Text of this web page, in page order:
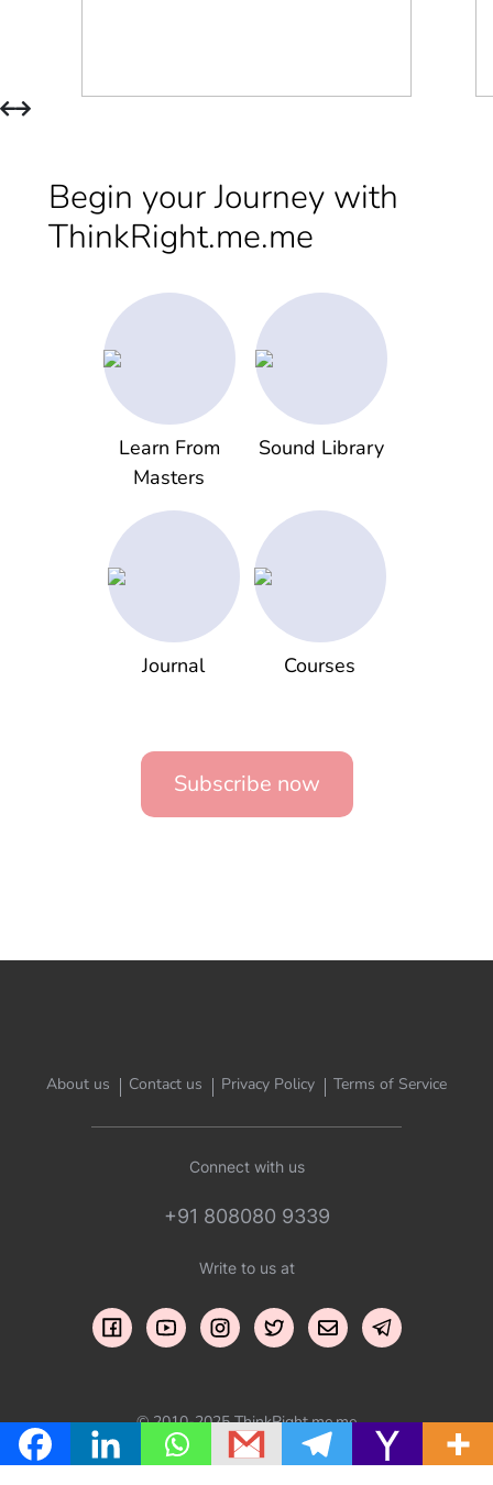
Begin your Journey with
ThinkRight.me.me
Learn From
Masters
Sound Library
Journal Courses
Subscribe now
About us Contact us Privacy Policy Terms of Service
Connect with us
+91 808080 9339
Write to us at
© 2010-2025 ThinkRight.me.me